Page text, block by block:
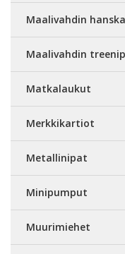
Maalivahdin
Maalivahdin
Matkalaukut
Merkkikartiot
Metallinipat
Minipumput
Muurimiehet